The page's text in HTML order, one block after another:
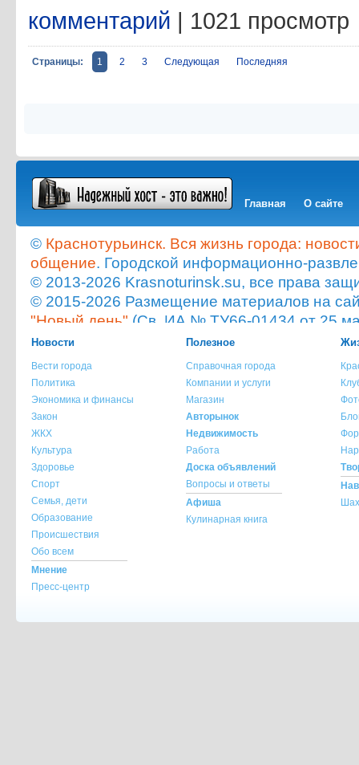
комментарий | 1021 просмотр
Страницы: 1 2 3 Следующая Последняя
Главная О сайте
© Краснотурьинск. Вся жизнь города:
общение. Городской информационно-
© 2013-2026 Krasnoturinsk.su, все права
© 2015-2026 Размещение материалов на
"Новый день" (Св. ИА № ТУ66-01434 от 25
Мнение администрации сайта не всегда
опубликованного материала!
При копировании материала с сайта
ссылка на источник обязательна.
При использовании материала с сайта
указание источника и автора материала
По всем вопросам обращайтесь на
Новости
Вести города
Политика
Экономика и финансы
Закон
ЖКХ
Культура
Здоровье
Спорт
Семья, дети
Образование
Происшествия
Обо всем
Мнение
Пресс-центр
Полезное
Справочная города
Компании и услуги
Магазин
Авторынок
Недвижимость
Работа
Доска объявлений
Вопросы и ответы
Афиша
Кулинарная книга